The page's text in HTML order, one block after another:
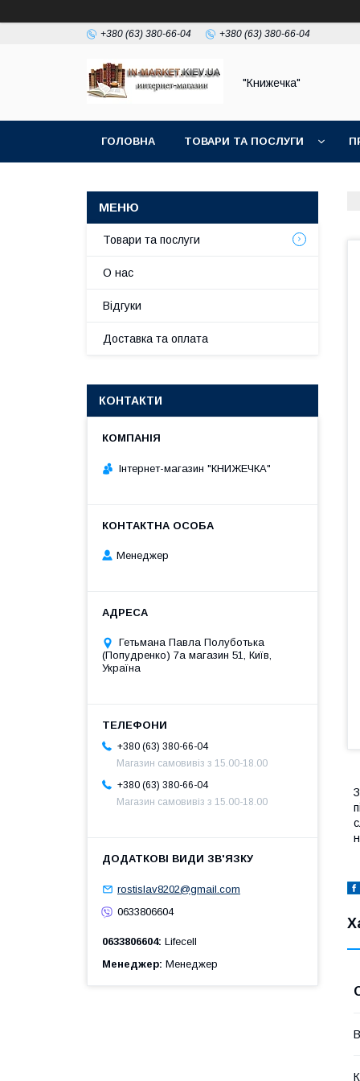
+380 (63) 380-66-04 +380 (63) 380-66-04
"Книжечка"
ГОЛОВНА ТОВАРИ ТА ПОСЛУГИ
Товари та послуги
О нас
Відгуки
Доставка та оплата
КОНТАКТИ
Інтернет-магазин "КНИЖЕЧКА"
Менеджер
Гетьмана Павла Полуботька
(Попудренко) 7а магазин 51, Київ,
Україна
+380 (63) 380-66-04
Магазин самовивіз з 15.00-18.00
+380 (63) 380-66-04
Магазин самовивіз з 15.00-18.00
rostislav8202@gmail.com
0633806604
0633806604 Lifecell
Менеджер Менеджер